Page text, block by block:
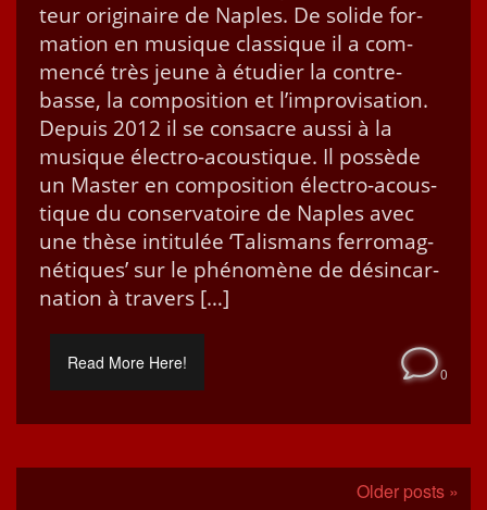
teur orig­i­naire de Naples. De solide for­
ma­tion en musique clas­sique il a com­
mencé très jeune à étudi­er la con­tre­
basse, la com­po­si­tion et l’improvisation.
Depuis 2012 il se con­sacre aus­si à la
musique élec­tro-acous­­tique. Il pos­sède
un Mas­ter en com­po­si­tion élec­tro-acous­­
tique du con­ser­va­toire de Naples avec
une thèse inti­t­ulée ‘Tal­is­mans fer­ro­mag­
né­tiques’ sur le phénomène de dés­in­car­
na­tion à travers […]
Read More Here!
0
Older posts »